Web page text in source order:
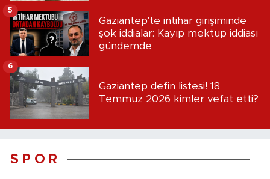
Gaziantep'te intihar girişiminde
şok iddialar: Kayıp mektup iddiası
gündemde
5
Gaziantep defin listesi! 18
Temmuz 2026 kimler vefat etti?
6
S P O R